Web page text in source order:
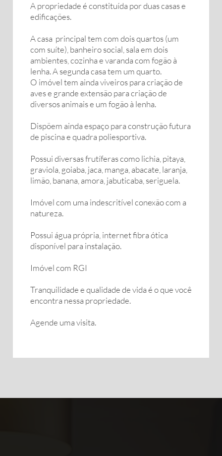
A propriedade é constituída por duas casas e
edificações.
A casa principal tem com dois quartos (um
com suíte), banheiro social, sala em dois
ambientes, cozinha e varanda com fogão à
lenha. A segunda casa tem um quarto.
O imóvel tem ainda viveiros para criação de
aves e grande extensão para criação de
diversos animais e um fogão à lenha.
Dispõem ainda espaço para construção futura
de piscina e quadra poliesportiva.
Possui diversas frutíferas como lichia, pitaya,
graviola, goiaba, jaca, manga, abacate, laranja,
limão, banana, amora, jabuticaba, seriguela.
Imóvel com uma indescritível conexão com a
natureza.
Possui água própria, internet fibra ótica
disponível para instalação.
Imóvel com RGI
Tranquilidade e qualidade de vida é o que você
encontra nessa propriedade.
Agende uma visita.